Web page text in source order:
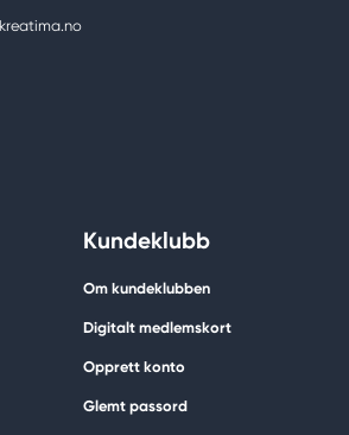
Kundeklubb
Om kundeklubben
Digitalt medlemskort
Opprett konto
Glemt passord